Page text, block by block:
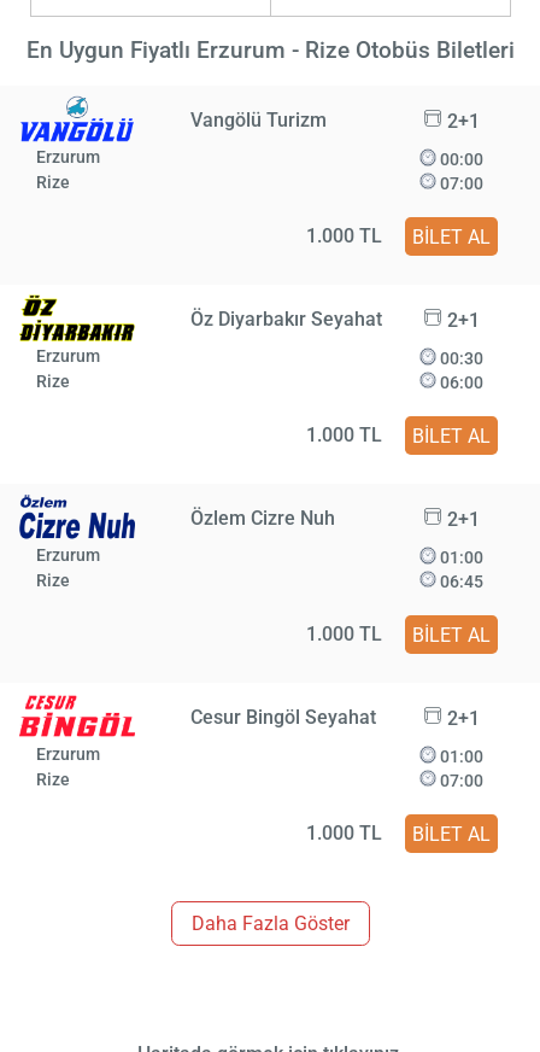
En Uygun Fiyatlı Erzurum - Rize Otobüs Biletleri
Vangölü Turizm 2+1
Erzurum
Rize
00:00
07:00
1.000 TL BİLET AL
Öz Diyarbakır Seyahat 2+1
Erzurum
Rize
00:30
06:00
1.000 TL BİLET AL
Özlem Cizre Nuh 2+1
Erzurum
Rize
01:00
06:45
1.000 TL BİLET AL
Cesur Bingöl Seyahat 2+1
Erzurum
Rize
01:00
07:00
1.000 TL BİLET AL
Daha Fazla Göster